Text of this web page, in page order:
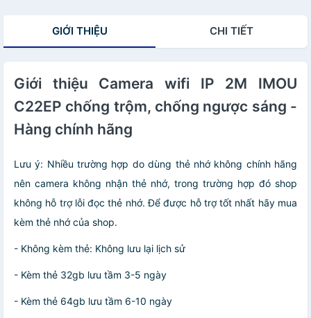
GIỚI THIỆU CHI TIẾT
Giới thiệu Camera wifi IP 2M IMOU
C22EP chống trộm, chống ngược sáng -
Hàng chính hãng
Lưu ý: Nhiều trường hợp do dùng thẻ nhớ không chính hãng
nên camera không nhận thẻ nhớ, trong trường hợp đó shop
không hỗ trợ lỗi đọc thẻ nhớ. Để được hỗ trợ tốt nhất hãy mua
kèm thẻ nhớ của shop.
- Không kèm thẻ: Không lưu lại lịch sử
- Kèm thẻ 32gb lưu tầm 3-5 ngày
- Kèm thẻ 64gb lưu tầm 6-10 ngày